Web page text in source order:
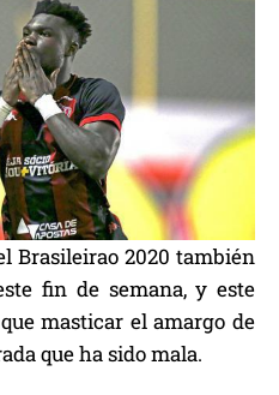
Brasileirao 2020 también
fin de semana, y este
masticar el amargo de
que ha sido mala.